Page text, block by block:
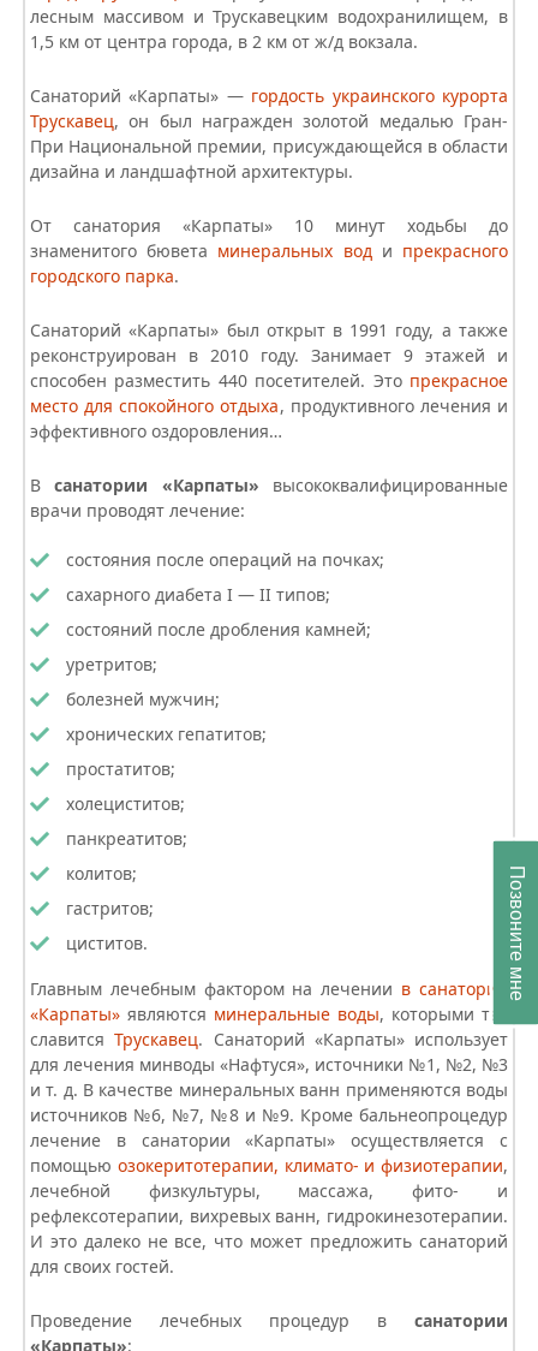
Позвоните мне
лесным массивом и Трускавецким водохранилищем, в
1,5 км от центра города, в 2 км от ж/д вокзала.
Санаторий «Карпаты» —гордость украинского курорта
Трускавец, он был награжден золотой медалью Гран-
При Национальной премии, присуждающейся в области
дизайна и ландшафтной архитектуры.
Отсанатория «Карпаты» 10 минут ходьбы до
знаменитого бювета минеральных вод и прекрасного
городского парка.
Санаторий «Карпаты» был открыт в 1991 году, а также
реконструирован в 2010 году. Занимает 9 этажей и
способен разместить 440 посетителей. Это прекрасное
место для спокойного отдыха, продуктивного лечения и
эффективного оздоровления…
Всанатории «Карпаты» высококвалифицированные
врачи проводят лечение:
состояния после операций на почках;
сахарного диабета I — II типов;
состояний после дробления камней;
уретритов;
болезней мужчин;
хронических гепатитов;
простатитов;
холециститов;
панкреатитов;
колитов;
гастритов;
циститов.
Главным лечебным фактором на лечении в санатории
«Карпаты» являются минеральные воды, которыми так
славитсяТрускавец. Санаторий «Карпаты»использует
для лечения минводы «Нафтуся», источники №1, №2, №3
и т. д. В качестве минеральных ванн применяются воды
источников №6, №7, №8 и №9. Кроме бальнеопроцедур
лечение в санатории «Карпаты» осуществляется с
помощью озокеритотерапии, климато- и физиотерапии,
лечебной физкультуры, массажа, фито- и
рефлексотерапии, вихревых ванн, гидрокинезотерапии.
И это далеко не все, что может предложить санаторий
для своих гостей.
Проведение лечебных процедур в санатории
«Карпаты»: